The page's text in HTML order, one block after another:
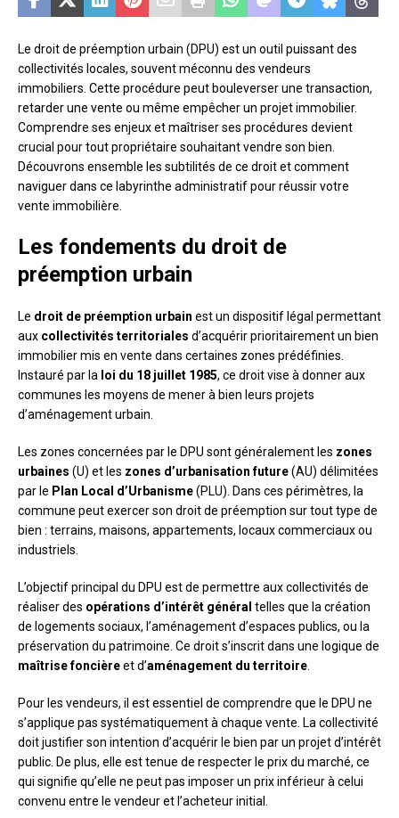
Le droit de préemption urbain (DPU) est un outil puissant des
collectivités locales, souvent méconnu des vendeurs
immobiliers. Cette procédure peut bouleverser une transaction,
retarder une vente ou même empêcher un projet immobilier.
Comprendre ses enjeux et maîtriser ses procédures devient
crucial pour tout propriétaire souhaitant vendre son bien.
Découvrons ensemble les subtilités de ce droit et comment
naviguer dans ce labyrinthe administratif pour réussir votre
vente immobilière.
Les fondements du droit de
préemption urbain
Le droit de préemption urbain est un dispositif légal permettant
aux collectivités territoriales d’acquérir prioritairement un bien
immobilier mis en vente dans certaines zones prédéfinies.
Instauré par la loi du 18 juillet 1985, ce droit vise à donner aux
communes les moyens de mener à bien leurs projets
d’aménagement urbain.
Les zones concernées par le DPU sont généralement les zones
urbaines (U) et les zones d’urbanisation future(AU) délimitées
par le Plan Local d’Urbanisme(PLU). Dans ces périmètres, la
commune peut exercer son droit de préemption sur tout type de
bien : terrains, maisons, appartements, locaux commerciaux ou
industriels.
L’objectif principal du DPU est de permettre aux collectivités de
réaliser des opérations d’intérêt général telles que la création
de logements sociaux, l’aménagement d’espaces publics, ou la
préservation du patrimoine. Ce droit s’inscrit dans une logique de
maîtrise foncièreet d’aménagement du territoire
Pour les vendeurs, il est essentiel de comprendre que le DPU ne
s’applique pas systématiquement à chaque vente. La collectivité
doit justifier son intention d’acquérir le bien par un projet d’intérêt
public. De plus, elle est tenue de respecter le prix du marché, ce
qui signifie qu’elle ne peut pas imposer un prix inférieur à celui
convenu entre le vendeur et l’acheteur initial.